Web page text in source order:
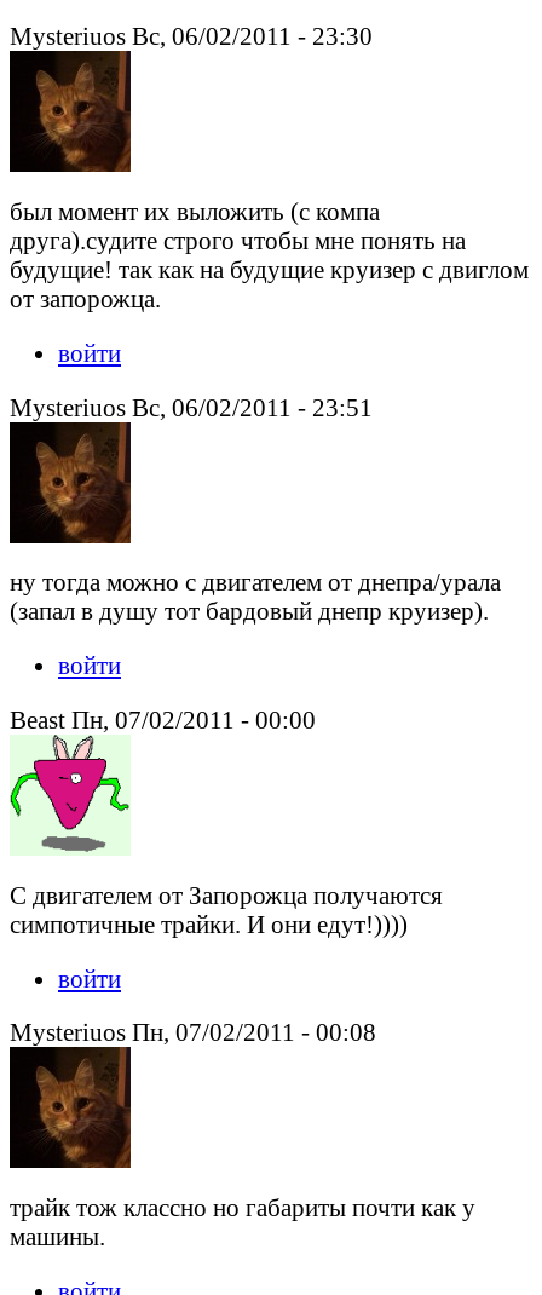
Mysteriuos Вс, 06/02/2011 - 23:30
был момент их выложить (с компа
друга).судите строго чтобы мне понять на
будущие! так как на будущие круизер с двиглом
от запорожца.
войти
Mysteriuos Вс, 06/02/2011 - 23:51
ну тогда можно с двигателем от днепра/урала
(запал в душу тот бардовый днепр круизер).
войти
Beast Пн, 07/02/2011 - 00:00
С двигателем от Запорожца получаются
симпотичные трайки. И они едут!))))
войти
Mysteriuos Пн, 07/02/2011 - 00:08
трайк тож классно но габариты почти как у
машины.